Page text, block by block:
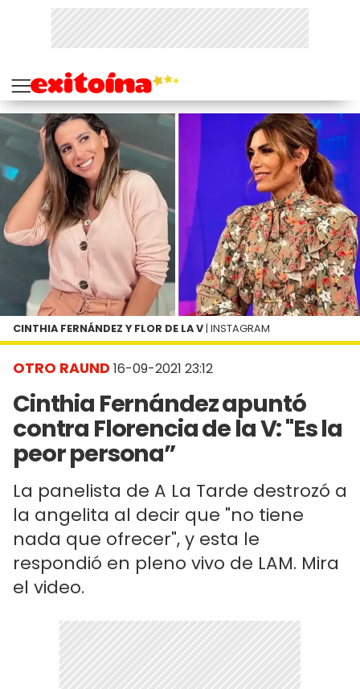
OTRO RAUND 16-09-2021 23:12
Cinthia Fernández apuntó
contra Florencia de la V: "Es la
peor persona”
La panelista de A La Tarde destrozó a
la angelita al decir que "no tiene
nada que ofrecer", y esta le
respondió en pleno vivo de LAM. Mira
el video.
CINTHIA FERNÁNDEZ Y FLOR DE LA V | INSTAGRAM